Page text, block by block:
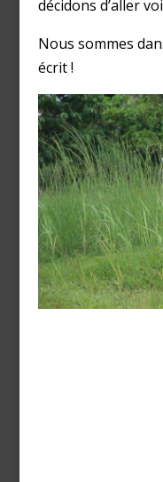
décidons d’aller
Nous sommes
écrit !